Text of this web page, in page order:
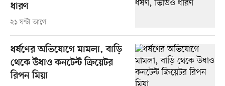
ধারণ
২১ ঘণ্টা আগে
ধর্ষণের অভিযোগে মামলা, বাড়ি
থেকে উধাও কনটেন্ট ক্রিয়েটর
রিপন মিয়া